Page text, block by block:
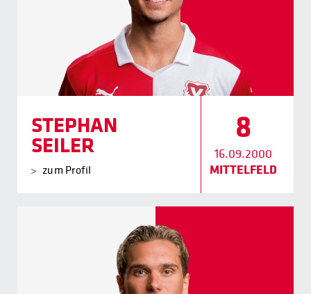
STEPHAN
SEILER
zum Profil
8
16.09.2000
MITTELFELD